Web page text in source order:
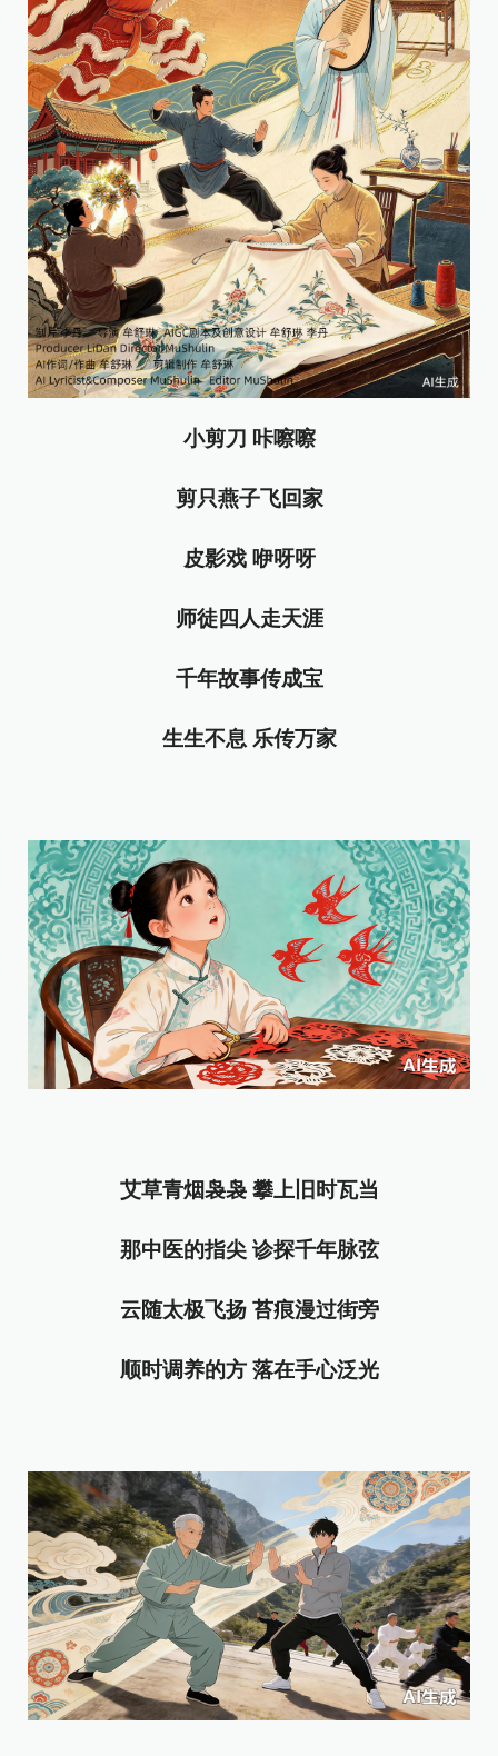
小剪刀 咔嚓嚓
剪只燕子飞回家
皮影戏 咿呀呀
师徒四人走天涯
千年故事传成宝
生生不息 乐传万家
艾草青烟袅袅 攀上旧时瓦当
那中医的指尖 诊探千年脉弦
云随太极飞扬 苔痕漫过街旁
顺时调养的方 落在手心泛光